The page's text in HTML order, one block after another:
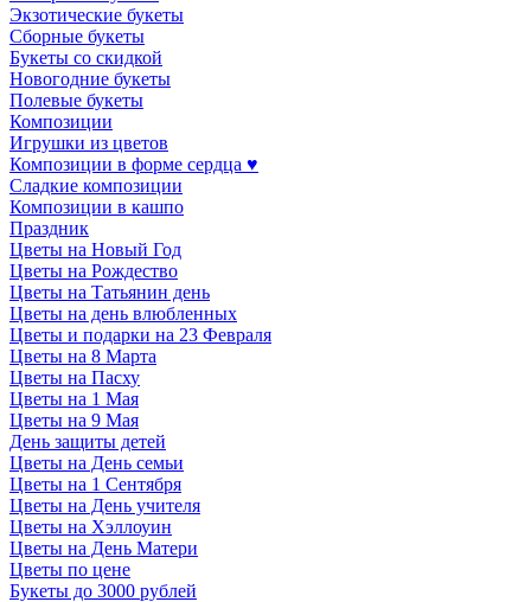
Экзотические букеты
Сборные букеты
Букеты со скидкой
Новогодние букеты
Полевые букеты
Композиции
Игрушки из цветов
Композиции в форме сердца ♥
Сладкие композиции
Композиции в кашпо
Праздник
Цветы на Новый Год
Цветы на Рождество
Цветы на Татьянин день
Цветы на день влюбленных
Цветы и подарки на 23 Февраля
Цветы на 8 Марта
Цветы на Пасху
Цветы на 1 Мая
Цветы на 9 Мая
День защиты детей
Цветы на День семьи
Цветы на 1 Сентября
Цветы на День учителя
Цветы на Хэллоуин
Цветы на День Матери
Цветы по цене
Букеты до 3000 рублей